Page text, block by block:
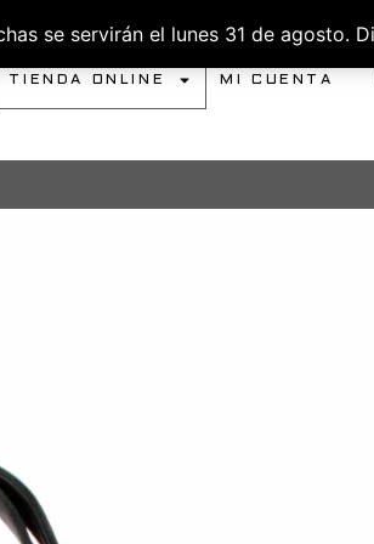
se servirán el lunes 31 de agosto.
TIENDA ONLINE MI CUENTA